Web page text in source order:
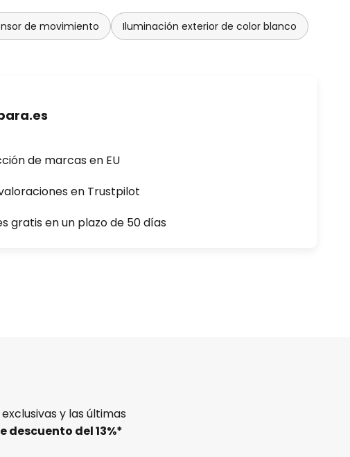
de movimiento Iluminación exterior de color blanco
de marcas en EU
en Trustpilot
gratis en un plazo de 50 días
y las últimas
descuento del13%*